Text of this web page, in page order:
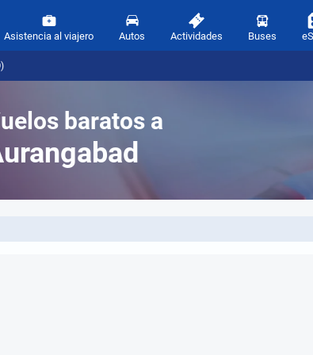
Asistencia al viajero Autos Actividades Buses
baratos a